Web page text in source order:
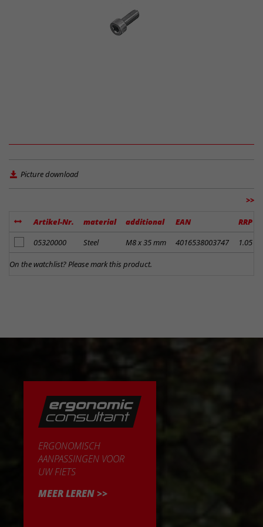
Picture download
>>
Artikel-Nr. material additional EAN RRP
add to notes
05320000 Steel M8 x 35 mm 4016538003747 1.05
On the watchlist? Please mark this product.
ERGONOMISCH
AANPASSINGEN VOOR
UW FIETS
MEER LEREN >>